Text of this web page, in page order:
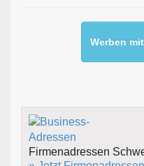
Werben
Firmenadressen